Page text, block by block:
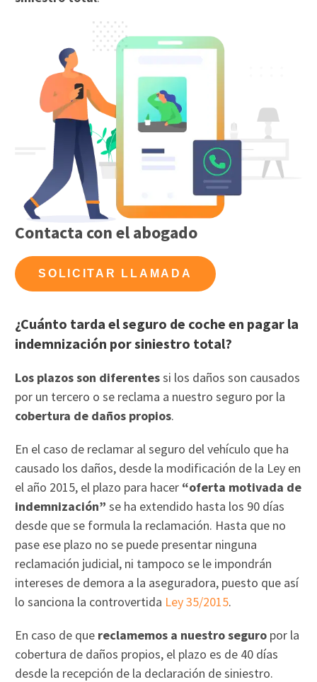
Contacta con el abogado
SOLICITAR LLAMADA
¿Cuánto tarda el seguro de coche en pagar la
indemnización por siniestro total?
Los plazos son diferentessi los daños son causados
por un tercero o se reclama a nuestro seguro por la
cobertura de daños propios.
En el caso de reclamar al seguro del vehículo que ha
causado los daños, desde la modificación de la Ley en
el año 2015, el plazo para hacer “oferta motivada de
indemnización” se ha extendido hasta los 90 días
desde que se formula la reclamación. Hasta que no
pase ese plazo no se puede presentar ninguna
reclamación judicial, ni tampoco se le impondrán
intereses de demora a la aseguradora, puesto que así
lo sanciona la controvertida Ley 35/2015.
En caso de que reclamemos a nuestro seguro por la
cobertura de daños propios, el plazo es de 40 días
desde la recepción de la declaración de siniestro.